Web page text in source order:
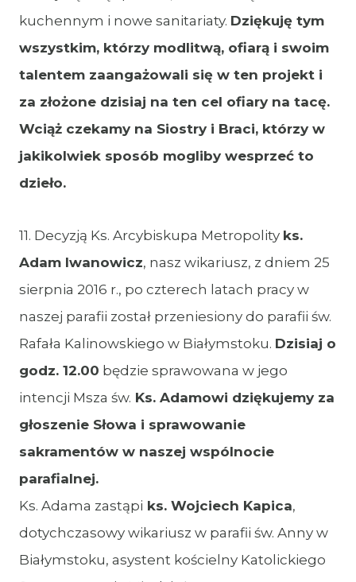
kuchennym i nowe sanitariaty. Dziękuję tym
wszystkim, którzy modlitwą, ofiarą i swoim
talentem zaangażowali się w ten projekt i
za złożone dzisiaj na ten cel ofiary na tacę.
Wciąż czekamy na Siostry i Braci, którzy w
jakikolwiek sposób mogliby wesprzeć to
dzieło.
11. Decyzją Ks. Arcybiskupa Metropolity ks.
Adam Iwanowicz, nasz wikariusz, z dniem 25
sierpnia 2016 r., po czterech latach pracy w
naszej parafii został przeniesiony do parafii św.
Rafała Kalinowskiego w Białymstoku. Dzisiaj o
godz. 12.00 będzie sprawowana w jego
intencji Msza św. Ks. Adamowi dziękujemy za
głoszenie Słowa i sprawowanie
sakramentów w naszej wspólnocie
parafialnej.
Ks. Adama zastąpi ks. Wojciech Kapica,
dotychczasowy wikariusz w parafii św. Anny w
Białymstoku, asystent kościelny Katolickiego